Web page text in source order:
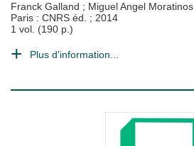
Franck Galland ; Miguel Angel Moratinos
Paris : CNRS éd. ; 2014
1 vol. (190 p.)
Plus d'information...